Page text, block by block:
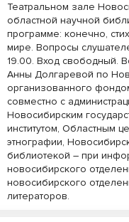
Театральном зале
областной научной
программе: конечно,
мире. Вопросы
19.00. Вход свободный.
Анны Долгаревой по
организованного
совместно с
Новосибирским
институтом, Областным
этнографии,
библиотекой – при
новосибирского
новосибирского
литераторов.